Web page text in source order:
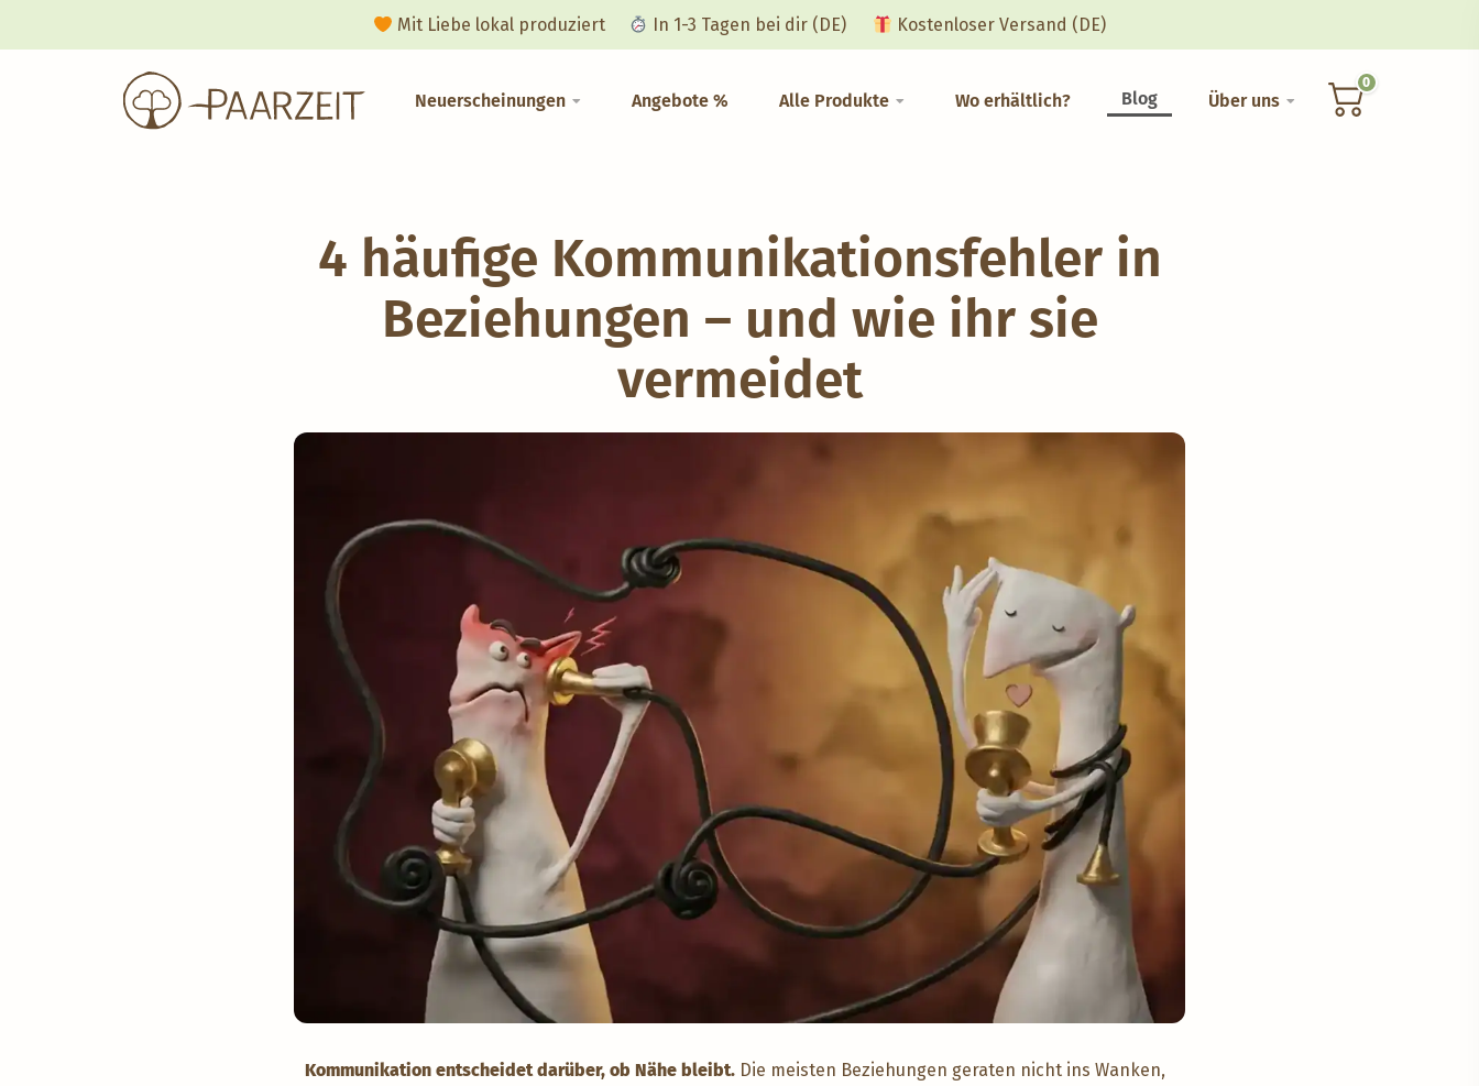
Mit Liebe lokal produziert In 1-3 Tagen bei dir (DE) Kostenloser Versand (DE)
Neuerscheinungen Angebote % Alle Produkte Wo erhältlich? Blog Über uns
0
4 häufige Kommunikationsfehler in
Beziehungen – und wie ihr sie
vermeidet
Kommunikation entscheidet darüber, ob Nähe bleibt. Die meisten Beziehungen geraten nicht ins Wanken,